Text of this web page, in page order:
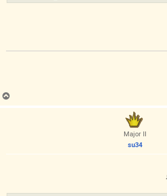
ب
ا
Major II
su34